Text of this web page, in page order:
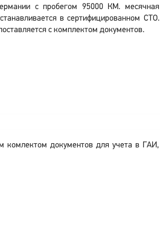
с пробегом 95000 КМ. месячная
в сертифицированном СТО.
с комплектом документов.
комлектом документов для учета в ГАИ,